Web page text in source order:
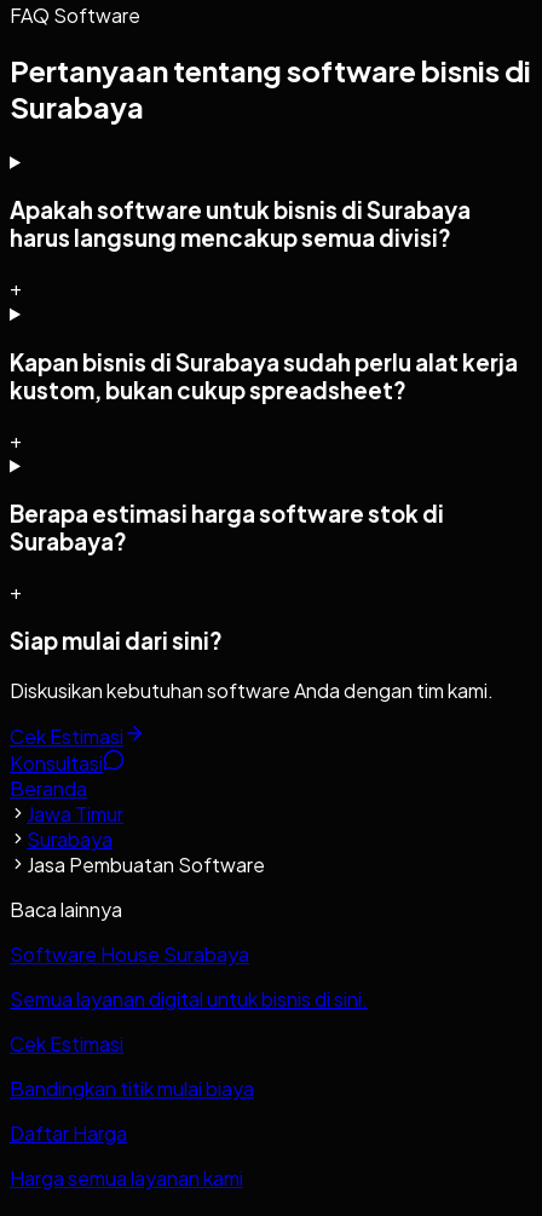
FAQ Software
Pertanyaan tentang software bisnis di
Surabaya
Apakah software untuk bisnis di Surabaya
harus langsung mencakup semua divisi?
+
Kapan bisnis di Surabaya sudah perlu alat kerja
kustom, bukan cukup spreadsheet?
+
Berapa estimasi harga software stok di
Surabaya?
+
Siap mulai dari sini?
Diskusikan kebutuhan software Anda dengan tim kami.
Cek Estimasi
Konsultasi
Beranda
Jawa Timur
Surabaya
Jasa Pembuatan Software
Baca lainnya
Software House Surabaya
Semua layanan digital untuk bisnis di sini.
Cek Estimasi
Bandingkan titik mulai biaya
Daftar Harga
Harga semua layanan kami